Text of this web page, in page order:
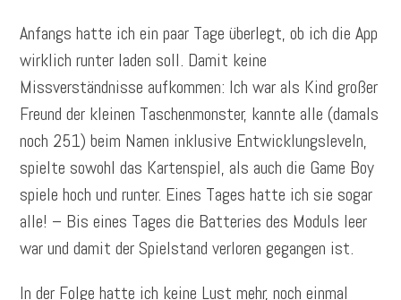
Anfangs hatte ich ein paar Tage überlegt, ob ich die App
wirklich runter laden soll. Damit keine
Missverständnisse aufkommen: Ich war als Kind großer
Freund der kleinen Taschenmonster, kannte alle (damals
noch 251) beim Namen inklusive Entwicklungsleveln,
spielte sowohl das Kartenspiel, als auch die Game Boy
spiele hoch und runter. Eines Tages hatte ich sie sogar
alle! – Bis eines Tages die Batteries des Moduls leer
war und damit der Spielstand verloren gegangen ist.
In der Folge hatte ich keine Lust mehr, noch einmal